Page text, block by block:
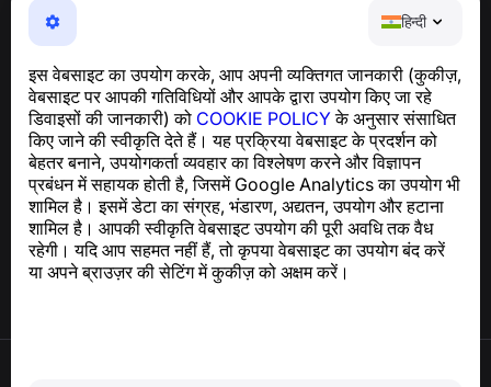
हिन्दी
इस वेबसाइट का उपयोग करके, आप अपनी व्यक्तिगत जानकारी (कुकीज़,
वेबसाइट पर आपकी गतिविधियों और आपके द्वारा उपयोग किए जा रहे
डिवाइसों की जानकारी) को COOKIE POLICYके अनुसार संसाधित
किए जाने की स्वीकृति देते हैं। यह प्रक्रिया वेबसाइट के प्रदर्शन को
बेहतर बनाने, उपयोगकर्ता व्यवहार का विश्लेषण करने और विज्ञापन
प्रबंधन में सहायक होती है, जिसमें Google Analytics का उपयोग भी
शामिल है। इसमें डेटा का संग्रह, भंडारण, अद्यतन, उपयोग और हटाना
शामिल है। आपकी स्वीकृति वेबसाइट उपयोग की पूरी अवधि तक वैध
रहेगी। यदि आप सहमत नहीं हैं, तो कृपया वेबसाइट का उपयोग बंद करें
या अपने ब्राउज़र की सेटिंग में कुकीज़ को अक्षम करें।
NumBuster © 2013—2026 ·
support@numbuster.com
एक उपयोग में आसान ऐप जो आपको फोन घोटालों, स्पैम और अवांछित संदेशों
GDPR अनुपालन से संबंधित पूछताछ के लिए:
support@numbuster.com
सहायता केंद्र
समाचार और लेख
परियोजना के बारे में
संपर्क